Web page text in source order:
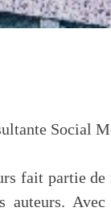
Social
fait partie
auteurs.